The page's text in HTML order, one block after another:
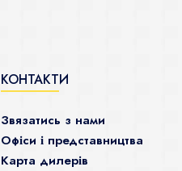
КОНТАКТИ
Звязатись з нами
Офіси і представництва
Карта дилерів